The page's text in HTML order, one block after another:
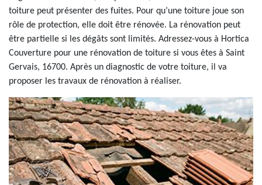
toiture peut présenter des fuites. Pour qu’une toiture joue son
rôle de protection, elle doit être rénovée. La rénovation peut
être partielle si les dégâts sont limités. Adressez-vous à Hortica
Couverture pour une rénovation de toiture si vous êtes à Saint
Gervais, 16700. Après un diagnostic de votre toiture, il va
proposer les travaux de rénovation à réaliser.